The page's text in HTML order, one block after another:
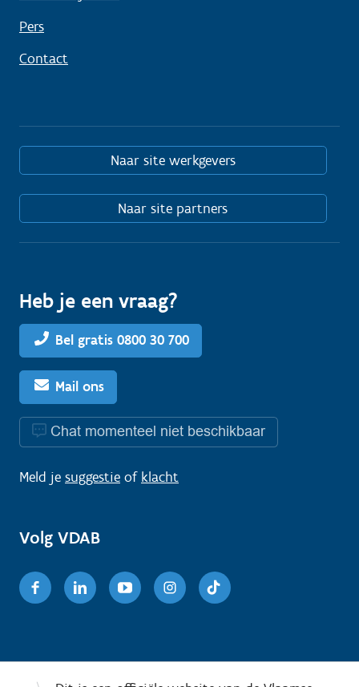
Pers
Contact
Naar site werkgevers
Naar site partners
Heb je een vraag?
Bel gratis 0800 30 700
Mail ons
Chat momenteel niet beschikbaar
Meld je suggestie of klacht
Volg VDAB
FacebookLinkedinYoutubeInstagram